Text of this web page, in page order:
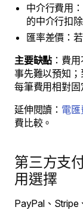
中介行費用
的中介行扣除
匯率差價：
主要缺點 ：費
事先難以預知；
每筆費用相對固
延伸閱讀： 電匯
費比較。
第三方支
用選擇
PayPal、Stripe